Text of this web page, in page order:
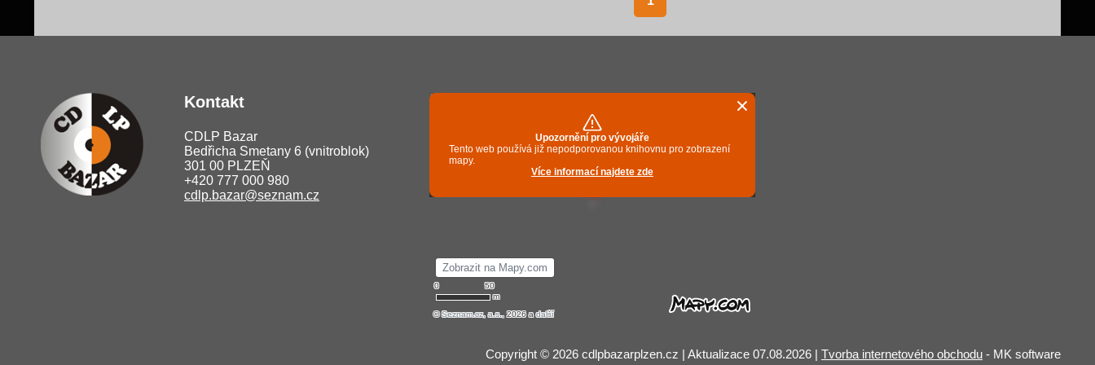
Kontakt
CDLP Bazar
Bedřicha Smetany 6 (vnitroblok)
301 00 PLZEŇ
+420 777 000 980
cdlp.bazar@seznam.cz
Copyright © 2026 cdlpbazarplzen.cz | Aktualizace 07.08.2026 | Tvorba internetového obchodu - MK software